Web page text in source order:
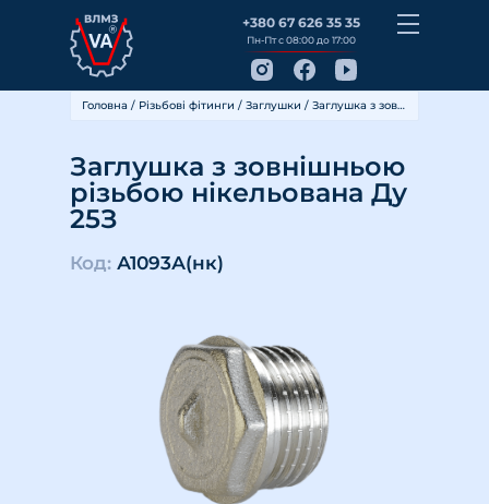
+380 67 626 35 35
Пн-Пт с 08:00 до 17:00
Головна / Різьбові фітинги / Заглушки / Заглушка з зовнішньою різьбою нікельована Ду 25З
Заглушка з зовнішньою
різьбою нікельована Ду
25З
Код: А1093А(нк)